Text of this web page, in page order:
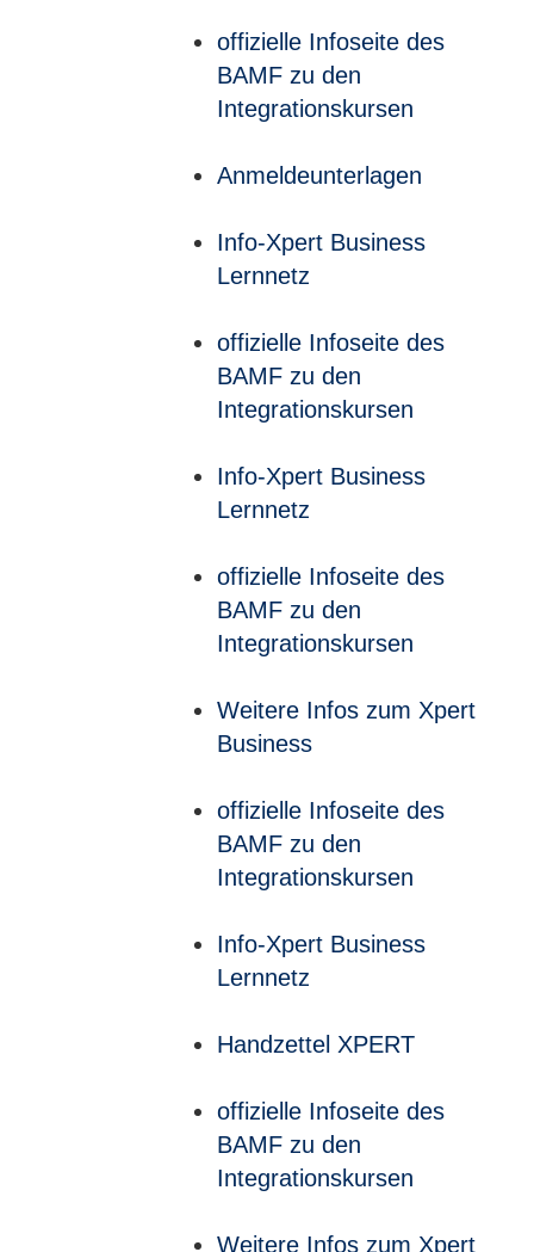
offizielle Infoseite des
BAMF zu den
Integrationskursen
Anmeldeunterlagen
Info-Xpert Business
Lernnetz
offizielle Infoseite des
BAMF zu den
Integrationskursen
Info-Xpert Business
Lernnetz
offizielle Infoseite des
BAMF zu den
Integrationskursen
Weitere Infos zum Xpert
Business
offizielle Infoseite des
BAMF zu den
Integrationskursen
Info-Xpert Business
Lernnetz
Handzettel XPERT
offizielle Infoseite des
BAMF zu den
Integrationskursen
Weitere Infos zum Xpert